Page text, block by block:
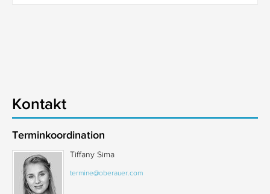
Kontakt
Terminkoordination
Tiffany Sima
termine@oberauer.com